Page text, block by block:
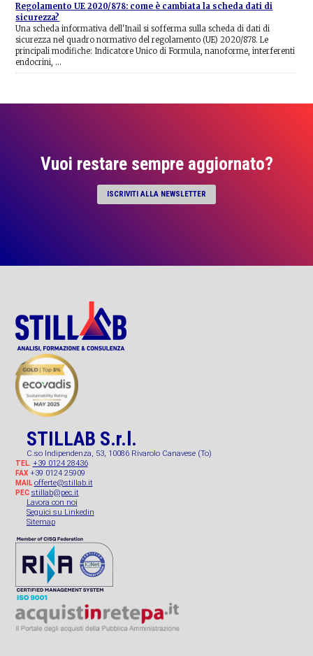
Regolamento UE 2020/878: come è cambiata la scheda dati di
sicurezza?
Una scheda informativa dell'Inail si sofferma sulla scheda di dati di
sicurezza nel quadro normativo del regolamento (UE) 2020/878. Le
principali modifiche: Indicatore Unico di Formula, nanoforme, interferenti
endocrini, …
Vuoi restare sempre aggiornato?
ISCRIVITI ALLA NEWSLETTER
STILLAB S.r.l.
C.so Indipendenza, 53, 10086 Rivarolo Canavese (To)
TEL. +39 0124 28436
FAX+39 0124 25909
MAIL offerte@stillab.it
PEC stillab@pec.it
Lavora con noi
Seguici su Linkedin
Sitemap